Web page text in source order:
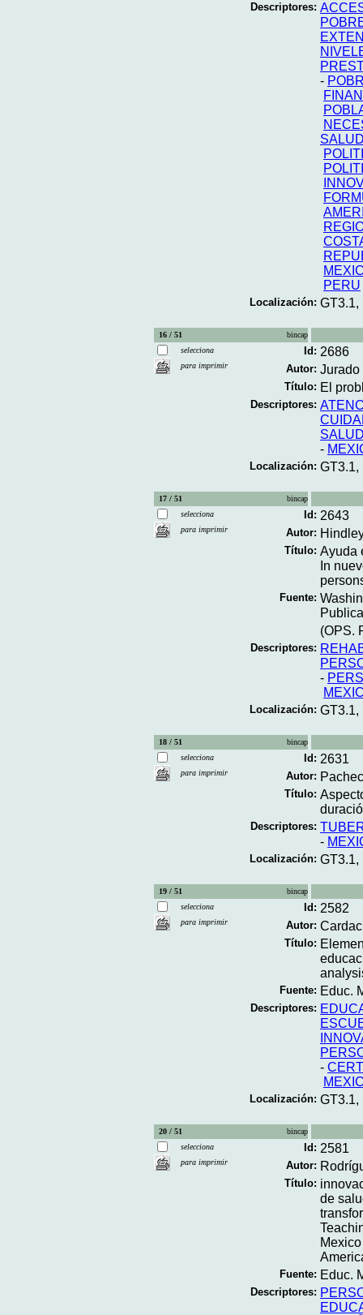
Descriptores:
-
PERU
Localización: GT3.1,
16 / 51
bincap
selecciona
para imprimir
Id: 2686
Autor: Jurado
Título: El
Descriptores:
-
Localización: GT3.1,
17 / 51
bincap
selecciona
para imprimir
Id: 2643
Autor:
Título: Ayuda
In
Fuente:
(OPS.
Descriptores:
-
Localización: GT3.1,
18 / 51
bincap
selecciona
para imprimir
Id: 2631
Autor:
Título:
Descriptores:
-
Localización: GT3.1,
19 / 51
bincap
selecciona
para imprimir
Id: 2582
Autor:
Título:
Fuente: Educ.
Descriptores:
-
Localización: GT3.1,
20 / 51
bincap
selecciona
para imprimir
Id: 2581
Autor:
Título:
de
Fuente: Educ.
Descriptores: